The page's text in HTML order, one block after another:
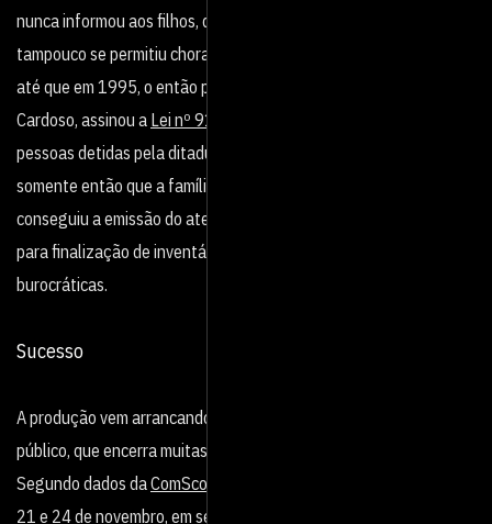
nunca informou aos filhos, de forma direta, sobre o destino do pai,
tampouco se permitiu chorar diante deles. Foram 25 anos de luta
até que em 1995, o então presidente Fernando Henrique
Cardoso, assinou a Lei nº 9140
pessoas detidas pela ditadura e dadas como desaparecidas. Foi
somente então que a família Paiva, entre muitas outras,
conseguiu a emissão do atestado de óbito, documento essencial
para finalização de inventários, entre outras providências
burocráticas.
Sucesso
A produção vem arrancando elogios da crítica especializada e do
público, que encerra muitas sessões com uma salva de palmas.
Segundo dados daComScore
21 e 24 de novembro, em seu terceiro final de semana de